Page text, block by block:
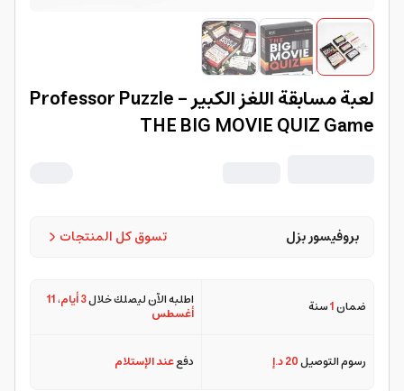
لعبة مسابقة اللغز الكبير Professor Puzzle -
THE BIG MOVIE QUIZ Game
تسوق كل المنتجات بروفيسور بزل
ضمان1سنة اطلبه الآن ليصلك خلال3 أيام ،11
أغسطس
رسوم التوصيل20 د.إ دفععند الإستلام